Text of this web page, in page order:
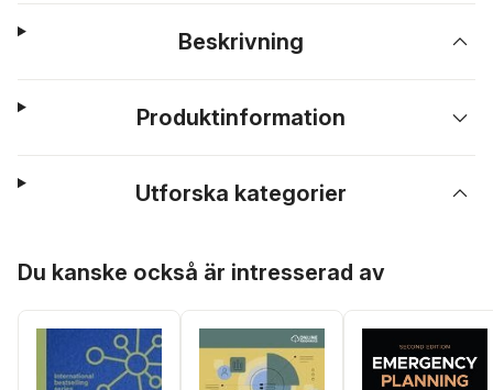
Beskrivning
Produktinformation
Utforska kategorier
Du kanske också är intresserad av